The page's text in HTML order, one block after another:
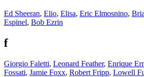
Ed Sheeran, Elio, Elisa, Eric Elmosnino,
Espinel, Bob Ezrin
f
Giorgio Faletti, Leonard Feather, Enrique
Fossati, Jamie Foxx, Robert Fripp, Lowell